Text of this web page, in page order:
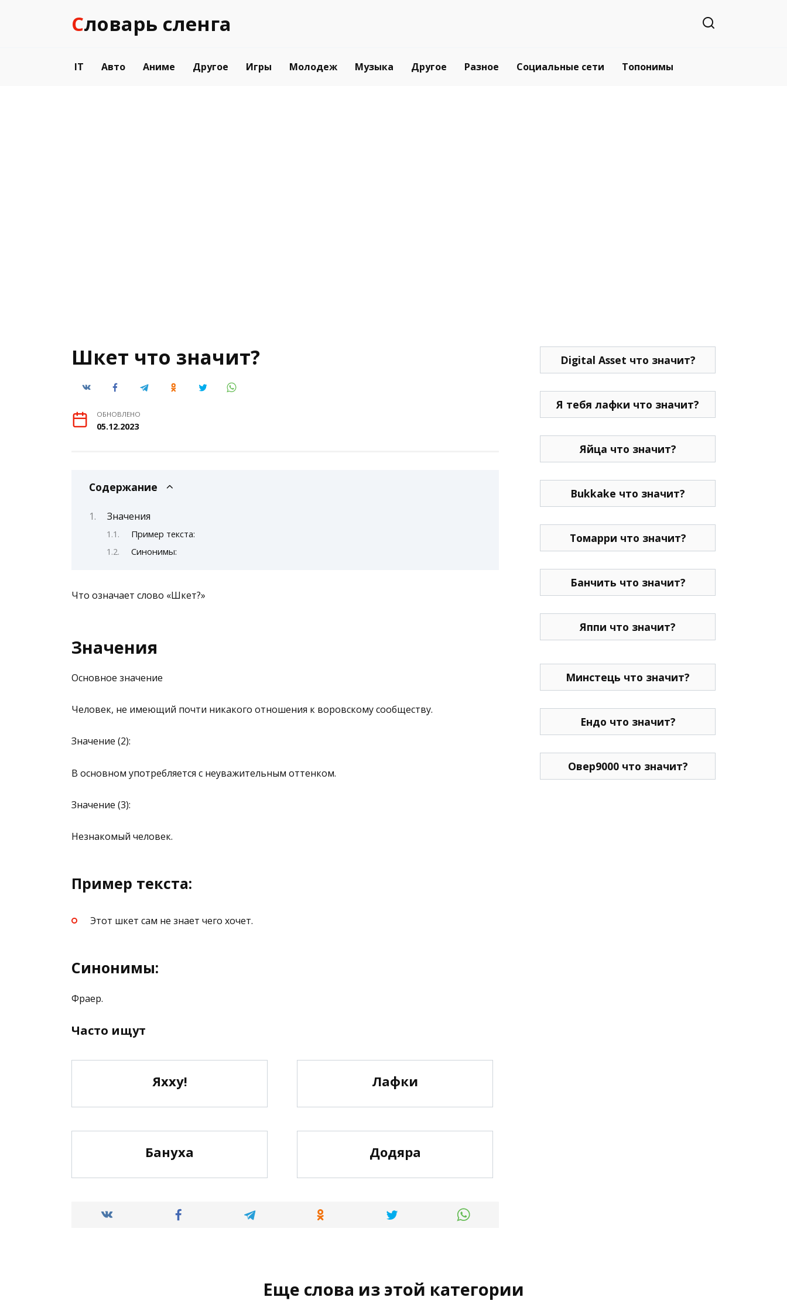
Словарь сленга
IT Авто Аниме Другое Игры Молодеж Музыка Другое Разное Социальные сети Топонимы
Шкет что значит?
ОБНОВЛЕНО
05.12.2023
Содержание
Значения
Пример текста:
Синонимы:
Что означает слово «Шкет?»
Значения
Основное значение
Человек, не имеющий почти никакого отношения к воровскому сообществу.
Значение (2):
В основном употребляется с неуважительным оттенком.
Значение (3):
Незнакомый человек.
Пример текста:
Этот шкет сам не знает чего хочет.
Синонимы:
Фраер.
Часто ищут
Яхху! Лафки
Бануха Додяра
Digital Asset что значит?
Я тебя лафки что значит?
Яйца что значит?
Bukkake что значит?
Томарри что значит?
Банчить что значит?
Яппи что значит?
Минстець что значит?
Ендо что значит?
Овер9000 что значит?
Еще слова из этой категории